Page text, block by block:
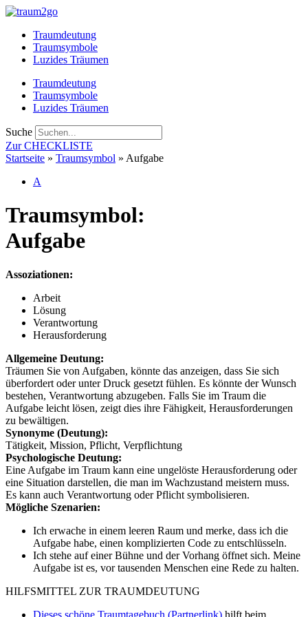
Zum
springenTraumdeutung
Traumsymbole
Luzides Träumen
Traumdeutung
Traumsymbole
Luzides Träumen
Suche
Zur CHECKLISTE
Startseite » Traumsymbol » Aufgabe
A
Traumsymbol:
Aufgabe
Assoziationen:
Arbeit
Lösung
Verantwortung
Herausforderung
Allgemeine Deutung:
Träumen Sie von Aufgaben, könnte das anzeigen, dass Sie sich
überfordert oder unter Druck gesetzt fühlen. Es könnte der Wunsch
bestehen, Verantwortung abzugeben. Falls Sie im Traum die
Aufgabe leicht lösen, zeigt dies ihre Fähigkeit, Herausforderungen
zu bewältigen.
Synonyme (Deutung):
Tätigkeit, Mission, Pflicht, Verpflichtung
Psychologische Deutung:
Eine Aufgabe im Traum kann eine ungelöste Herausforderung oder
eine Situation darstellen, die man im Wachzustand meistern muss.
Es kann auch Verantwortung oder Pflicht symbolisieren.
Mögliche Szenarien:
Ich erwache in einem leeren Raum und merke, dass ich die
Aufgabe habe, einen komplizierten Code zu entschlüsseln.
Ich stehe auf einer Bühne und der Vorhang öffnet sich. Meine
Aufgabe ist es, vor tausenden Menschen eine Rede zu halten.
HILFSMITTEL ZUR TRAUMDEUTUNG
Dieses schöne Traumtagebuch (Partnerlink) hilft beim